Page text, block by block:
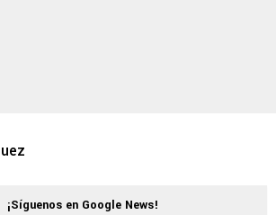
¡Síguenos en Google News!